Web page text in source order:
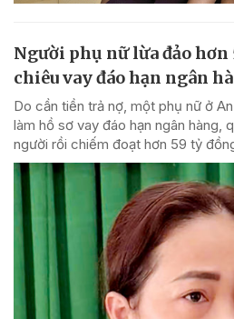
Người phụ nữ lừa đảo hơn
chiêu vay đáo hạn ngân
Do cần tiền trả nợ, một phụ nữ ở
làm hồ sơ vay đáo hạn ngân hàng,
người rồi chiếm đoạt hơn 59 tỷ